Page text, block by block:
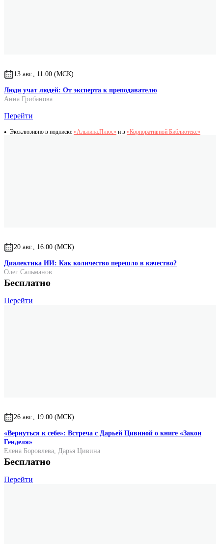
13 авг., 11:00 (МСК)
Люди учат людей: От эксперта к преподавателю
Анна Грибанова
Перейти
Эксклюзивно в подписке «Альпина.Плюс» и в «Корпоративной Библиотеке»
20 авг., 16:00 (МСК)
Диалектика ИИ: Как количество перешло в качество?
Олег Сальманов
Бесплатно
Перейти
26 авг., 19:00 (МСК)
«Вернуться к себе»: Встреча с Дарьей Цивиной о книге «Закон
Генделя»
Елена Боровлева, Дарья Цивина
Бесплатно
Перейти